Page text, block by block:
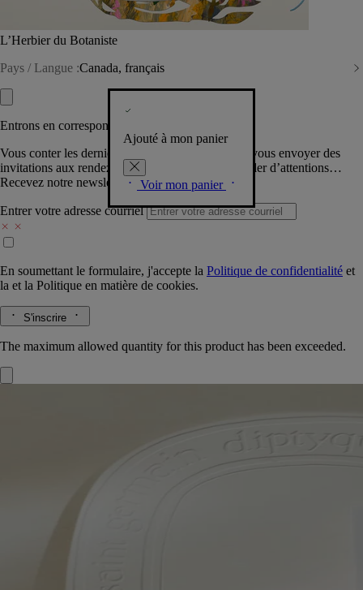
L’Herbier du Botaniste
Pays / Langue :Canada, français
Ajouté à mon panier
Voir mon panier
Entrons en correspondance​
Vous conter les dernières créations de la Maison, vous envoyer des
invitations aux rendez-vous Diptyque, vous combler d’attentions…
Recevez notre newsletter.
Entrer votre adresse courriel
En soumettant le formulaire, j'accepte la Politique de confidentialité et
la et la Politique en matière de cookies.
S'inscrire
The maximum allowed quantity for this product has been exceeded.